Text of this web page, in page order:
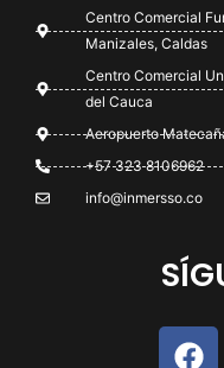
Centro Comercial
Manizales, Caldas
Centro Comercial
del Cauca
Aeropuerto
+57 323 8106962
info@inmersso.co